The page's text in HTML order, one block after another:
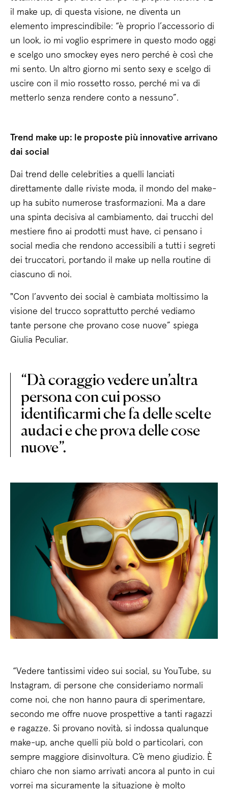
il make up, di questa visione, ne diventa un
elemento imprescindibile: “è proprio l’accessorio di
un look, io mi voglio esprimere in questo modo oggi
e scelgo uno smockey eyes nero perché è così che
mi sento. Un altro giorno mi sento sexy e scelgo di
uscire con il mio rossetto rosso, perché mi va di
metterlo senza rendere conto a nessuno”.
Trend make up: le proposte più innovative arrivano
dai social
Dai trend delle celebrities a quelli lanciati
direttamente dalle riviste moda, il mondo del make-
up ha subito numerose trasformazioni. Ma a dare
una spinta decisiva al cambiamento, dai trucchi del
mestiere fino ai prodotti must have, ci pensano i
social media che rendono accessibili a tutti i segreti
dei truccatori, portando il make up nella routine di
ciascuno di noi.
"Con l’avvento dei social è cambiata moltissimo la
visione del trucco soprattutto perché vediamo
tante persone che provano cose nuove” spiega
Giulia Peculiar.
“Dà coraggio vedere un’altra
persona con cui posso
identificarmi che fa delle scelte
audaci e che prova delle cose
nuove”.
“Vedere tantissimi video sui social, su YouTube, su
Instagram, di persone che consideriamo normali
come noi, che non hanno paura di sperimentare,
secondo me offre nuove prospettive a tanti ragazzi
e ragazze. Si provano novità, si indossa qualunque
make-up, anche quelli più bold o particolari, con
sempre maggiore disinvoltura. C’è meno giudizio. È
chiaro che non siamo arrivati ancora al punto in cui
vorrei ma sicuramente la situazione è molto